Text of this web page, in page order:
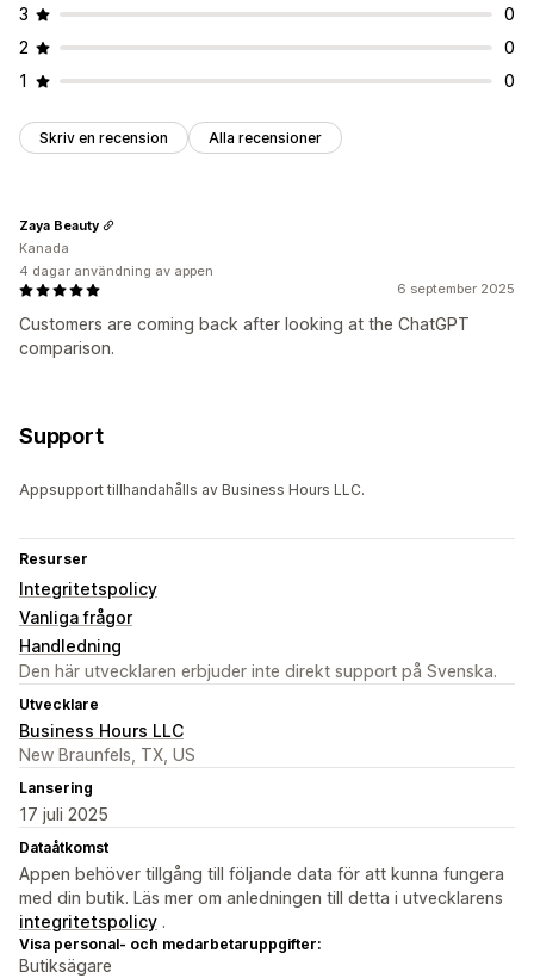
3
0
2
0
1
0
Skriv en recension Alla recensioner
6 september 2025
Customers are coming back after looking at the ChatGPT
comparison.
Zaya Beauty
Kanada
4 dagar användning av appen
Support
Appsupport tillhandahålls av Business Hours LLC.
Resurser
Integritetspolicy
Vanliga frågor
Handledning
Den här utvecklaren erbjuder inte direkt support på Svenska.
Utvecklare
Business Hours LLC
New Braunfels, TX, US
Lansering
17 juli 2025
Dataåtkomst
Appen behöver tillgång till följande data för att kunna fungera
med din butik. Läs mer om anledningen till detta i utvecklarens
integritetspolicy .
Visa personal- och medarbetaruppgifter:
Butiksägare